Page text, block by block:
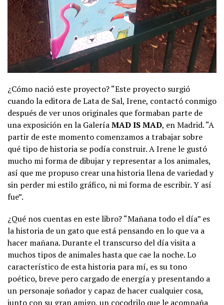
¿Cómo nació este proyecto? “Este proyecto surgió
cuando la editora de Lata de Sal, Irene, contactó conmigo
después de ver unos originales que formaban parte de
una exposición en la GaleríaMAD IS MAD, en Madrid. “A
partir de este momento comenzamos a trabajar sobre
qué tipo de historia se podía construir. A Irene le gustó
mucho mi forma de dibujar y representar a los animales,
así que me propuso crear una historia llena de variedad y
sin perder mi estilo gráfico, ni mi forma de escribir. Y así
fue”.
¿Qué nos cuentas en este libro? “Mañana todo el día” es
la historia de un gato que está pensando en lo que va a
hacer mañana. Durante el transcurso del día visita a
muchos tipos de animales hasta que cae la noche. Lo
característico de esta historia para mí, es su tono
poético, breve pero cargado de energía y presentando a
un personaje soñador y capaz de hacer cualquier cosa,
junto con su gran amigo, un cocodrilo que le acompaña